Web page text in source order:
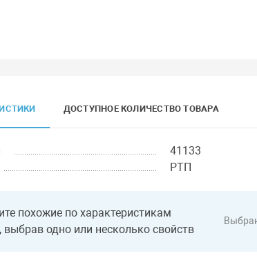
ДОСТУПНОЕ КОЛИЧЕСТВО ТОВАРА
41133
РТП
похожие по характеристикам
выбрав одно или несколько свойств